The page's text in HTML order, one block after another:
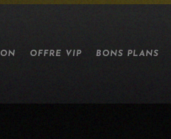
OFFRE VIP BONS PLANS